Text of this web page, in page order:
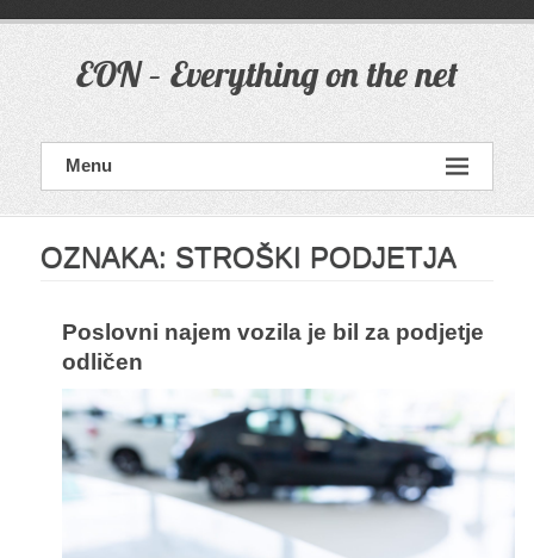
EON – Everything on the net
Menu
OZNAKA: STROŠKI PODJETJA
Poslovni najem vozila je bil za podjetje
odličen